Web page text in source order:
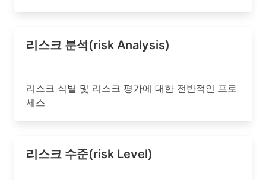
리스크 분석(risk Analysis)
리스크 식별 및 리스크 평가에 대한 전반적인 프로
세스
리스크 수준(risk Level)